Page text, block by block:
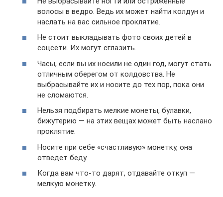
волосы в ведро. Ведь их может найти колдун и
наслать на вас сильное проклятие.
Не стоит выкладывать фото своих детей в
соцсети. Их могут сглазить.
Часы, если вы их носили не один год, могут стать
отличным оберегом от колдовства. Не
выбрасывайте их и носите до тех пор, пока они
не сломаются.
Нельзя подбирать мелкие монеты, булавки,
бижутерию — на этих вещах может быть наслано
проклятие.
Носите при себе «счастливую» монетку, она
отведет беду.
Когда вам что-то дарят, отдавайте откуп —
мелкую монетку.